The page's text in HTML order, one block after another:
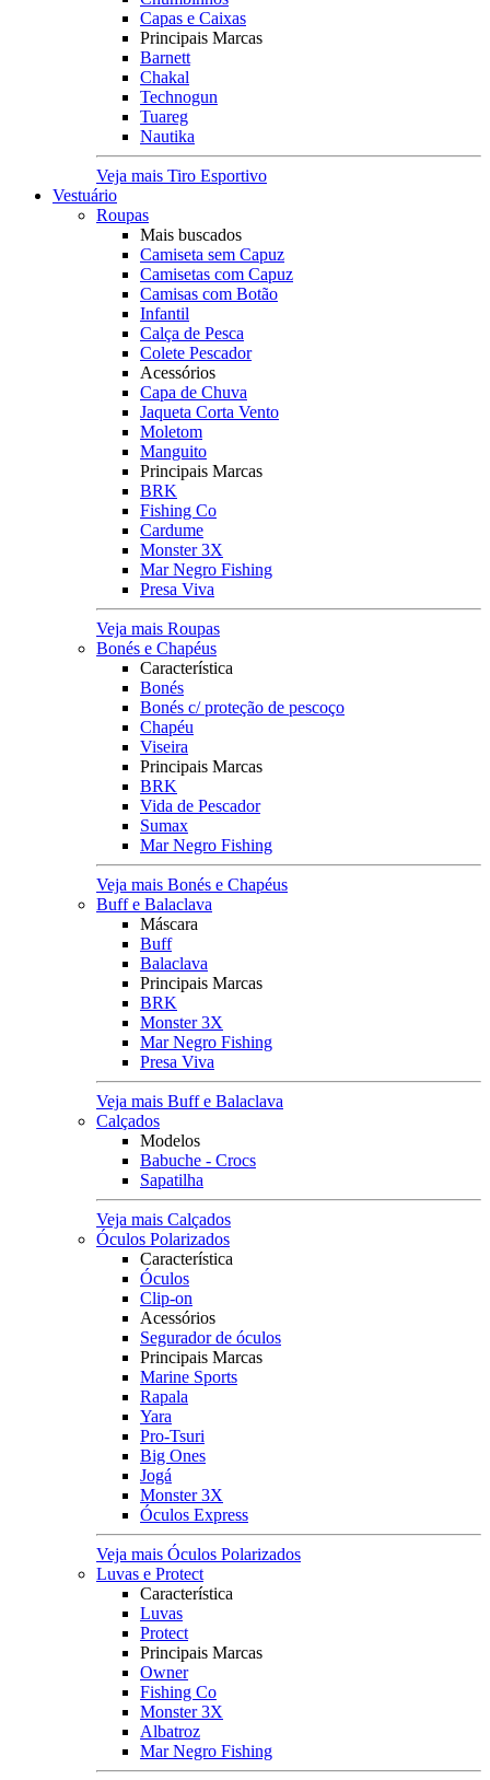
Capas e Caixas
Principais Marcas
Barnett
Chakal
Technogun
Tuareg
Nautika
Veja mais Tiro Esportivo
Vestuário
Roupas
Mais buscados
Camiseta sem Capuz
Camisetas com Capuz
Camisas com Botão
Infantil
Calça de Pesca
Colete Pescador
Acessórios
Capa de Chuva
Jaqueta Corta Vento
Moletom
Manguito
Principais Marcas
BRK
Fishing Co
Cardume
Monster 3X
Mar Negro Fishing
Presa Viva
Veja mais Roupas
Bonés e Chapéus
Característica
Bonés
Bonés c/ proteção de pescoço
Chapéu
Viseira
Principais Marcas
BRK
Vida de Pescador
Sumax
Mar Negro Fishing
Veja mais Bonés e Chapéus
Buff e Balaclava
Máscara
Buff
Balaclava
Principais Marcas
BRK
Monster 3X
Mar Negro Fishing
Presa Viva
Veja mais Buff e Balaclava
Calçados
Modelos
Babuche - Crocs
Sapatilha
Veja mais Calçados
Óculos Polarizados
Característica
Óculos
Clip-on
Acessórios
Segurador de óculos
Principais Marcas
Marine Sports
Rapala
Yara
Pro-Tsuri
Big Ones
Jogá
Monster 3X
Óculos Express
Veja mais Óculos Polarizados
Luvas e Protect
Característica
Luvas
Protect
Principais Marcas
Owner
Fishing Co
Monster 3X
Albatroz
Mar Negro Fishing